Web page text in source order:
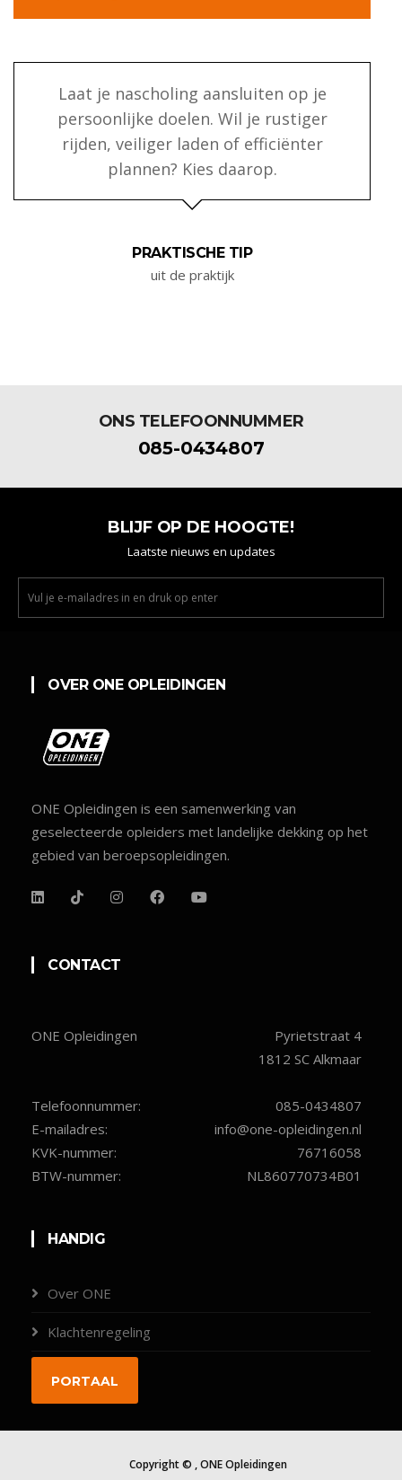
Laat je nascholing aansluiten op je
persoonlijke doelen. Wil je rustiger
rijden, veiliger laden of efficiënter
plannen? Kies daarop.
PRAKTISCHE TIP
uit de praktijk
ONS TELEFOONNUMMER
085-0434807
BLIJF OP DE HOOGTE!
Laatste nieuws en updates
OVER ONE OPLEIDINGEN
ONE Opleidingen is een samenwerking van
geselecteerde opleiders met landelijke dekking op het
gebied van beroepsopleidingen.
CONTACT
ONE Opleidingen
Pyrietstraat 4
1812 SC Alkmaar
Telefoonnummer:
085-0434807
E-mailadres:
info@one-opleidingen.nl
KVK-nummer:
76716058
BTW-nummer:
NL860770734B01
HANDIG
Over ONE
Klachtenregeling
PORTAAL
Copyright © , ONE Opleidingen